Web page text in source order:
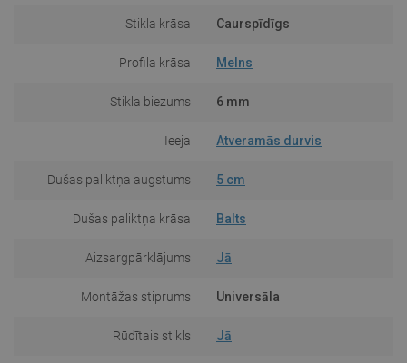
Stikla krāsa Caurspīdīgs
Profila krāsa Melns
Stikla biezums 6 mm
Ieeja Atveramās durvis
Dušas paliktņa augstums 5 cm
Dušas paliktņa krāsa Balts
Aizsargpārklājums Jā
Montāžas stiprums Universāla
Rūdītais stikls Jā